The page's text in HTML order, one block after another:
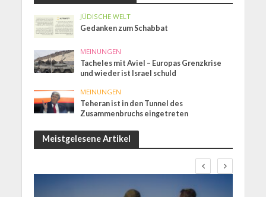
JÜDISCHE WELT
Gedanken zum Schabbat
MEINUNGEN
Tacheles mit Aviel – Europas Grenzkrise
und wieder ist Israel schuld
MEINUNGEN
Teheran ist in den Tunnel des
Zusammenbruchs eingetreten
Meistgelesene Artikel